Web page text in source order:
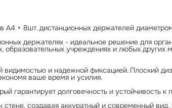
А4 + 8шт. дистанционных держателей
держателях - идеальное решение для
образовательных учреждениях и любых других
видимостью и надежной фиксацией. Плоский
ваше время и усилия.
гарантирует долговечность и устойчивость
создавая аккуратный и современный